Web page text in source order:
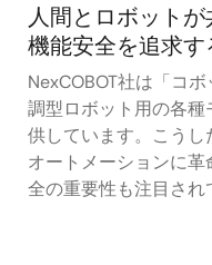
人間とロボットが
機能安全を追求す
NexCOBOT社は「コ
調型ロボット用の各
供しています。こう
オートメーションに
全の重要性も注目され